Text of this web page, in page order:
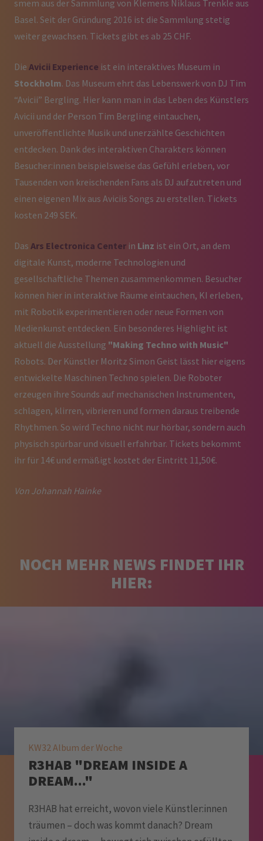
smem aus der Sammlung von Klemens Niklaus Trenkle aus
Basel. Seit der Gründung 2016 ist die Sammlung stetig
weiter gewachsen. Tickets gibt es ab 25 CHF.
Die Avicii Experience ist ein interaktives Museum in
Stockholm. Das Museum ehrt das Lebenswerk von DJ Tim
“Avicii” Bergling. Hier kann man in das Leben des Künstlers
Avicii und der Person Tim Bergling eintauchen,
unveröffentlichte Musik und unerzählte Geschichten
entdecken. Dank des interaktiven Charakters können
Besucher:innen beispielsweise das Gefühl erleben, vor
Tausenden von kreischenden Fans als DJ aufzutreten und
einen eigenen Mix aus Aviciis Songs zu erstellen. Tickets
kosten 249 SEK.
Das Ars Electronica Center in Linz ist ein Ort, an dem
digitale Kunst, moderne Technologien und
gesellschaftliche Themen zusammenkommen. Besucher
können hier in interaktive Räume eintauchen, KI erleben,
mit Robotik experimentieren oder neue Formen von
Medienkunst entdecken. Ein besonderes Highlight ist
aktuell die Ausstellung "Making Techno with Music"
Robots. Der Künstler Moritz Simon Geist lässt hier eigens
entwickelte Maschinen Techno spielen. Die Roboter
erzeugen ihre Sounds auf mechanischen Instrumenten,
schlagen, klirren, vibrieren und formen daraus treibende
Rhythmen. So wird Techno nicht nur hörbar, sondern auch
physisch spürbar und visuell erfahrbar. Tickets bekommt
ihr für 14€ und ermäßigt kostet der Eintritt 11,50€.
Von Johannah Hainke
NOCH MEHR NEWS FINDET IHR
HIER:
KW32 Album der Woche
R3HAB "DREAM INSIDE A
DREAM..."
R3HAB hat erreicht, wovon viele Künstler:innen
träumen – doch was kommt danach? Dream